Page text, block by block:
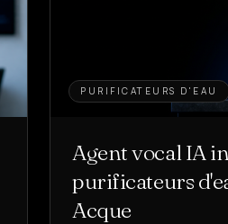
PURIFICATEURS D'EAU
Agent vocal IA
purificateurs
Acque